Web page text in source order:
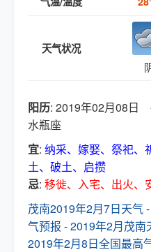
天气状况
阳历: 2019年02月08日
水瓶座
宜: 纳采、嫁娶、祭祀、
土、破土、启攒
忌: 移徙、入宅、出火、
茂南2019年2月7日天气-
气预报 -2019年2月茂南
2019年2月8日全国最高